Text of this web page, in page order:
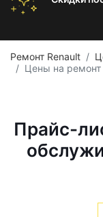
Ремонт Renault
Цены на ремонт
Прайс-